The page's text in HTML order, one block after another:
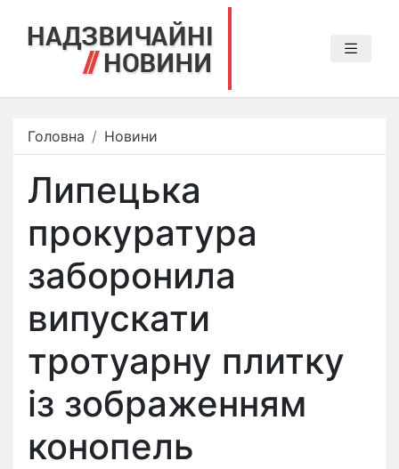
Головна Новини
Липецька
прокуратура
заборонила
випускати
тротуарну плитку
із зображенням
конопель